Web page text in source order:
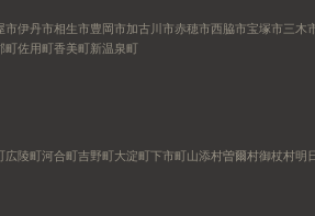
市伊丹市相生市豊岡市加古川市赤穂市西脇市宝塚市三木
町佐用町香美町新温泉町
広陵町河合町吉野町大淀町下市町山添村曽爾村御杖村明